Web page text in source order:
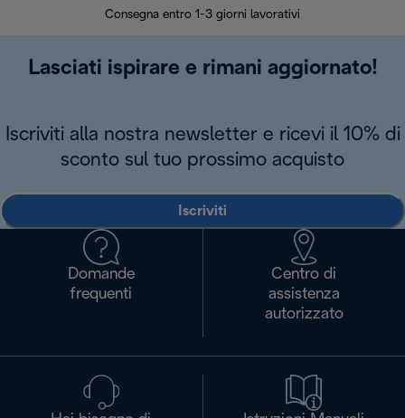
Consegna entro 1-3 giorni lavorativi
Lasciati ispirare e rimani aggiornato!
Iscriviti alla nostra newsletter e ricevi il 10% di
sconto sul tuo prossimo acquisto
Iscriviti
Domande
frequenti
Centro di
assistenza
autorizzato